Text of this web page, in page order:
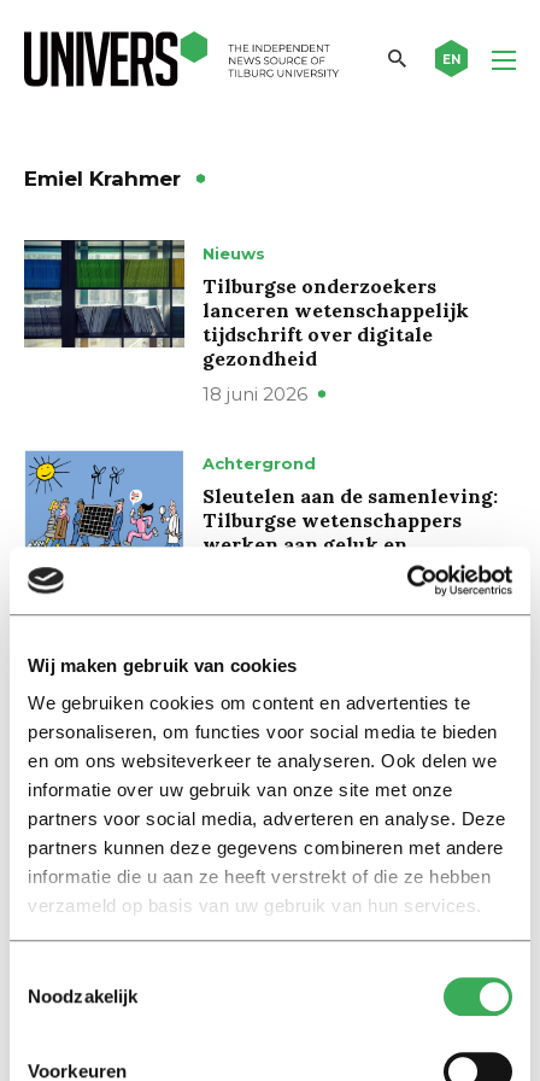
Wij maken gebruik van cookies
We gebruiken cookies om content en advertenties te
personaliseren, om functies voor social media te bieden
en om ons websiteverkeer te analyseren. Ook delen we
informatie over uw gebruik van onze site met onze
partners voor social media, adverteren en analyse. Deze
partners kunnen deze gegevens combineren met andere
informatie die u aan ze heeft verstrekt of die ze hebben
verzameld op basis van uw gebruik van hun services.
Noodzakelijk
Voorkeuren
EN
Emiel Krahmer
Nieuws
Tilburgse onderzoekers
lanceren wetenschappelijk
tijdschrift over digitale
gezondheid
18 juni 2026
Achtergrond
Sleutelen aan de samenleving:
Tilburgse wetenschappers
werken aan geluk en
gezondheid voor iedereen
Achtergrond
‘Chatbots kunnen veilige seks
en stoppen met roken
bevorderen’
03 maart 2020
Nieuws
Tilburgse wetenschappers met
robot op Lowlands